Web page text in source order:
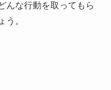
んな行動を取ってもら
う。